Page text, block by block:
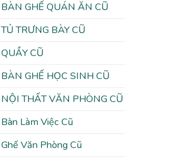
BÀN GHẾ QUÁN ĂN CŨ
TỦ TRƯNG BÀY CŨ
QUẦY CŨ
BÀN GHẾ HỌC SINH CŨ
NỘI THẤT VĂN PHÒNG CŨ
Bàn Làm Việc Cũ
Ghế Văn Phòng Cũ